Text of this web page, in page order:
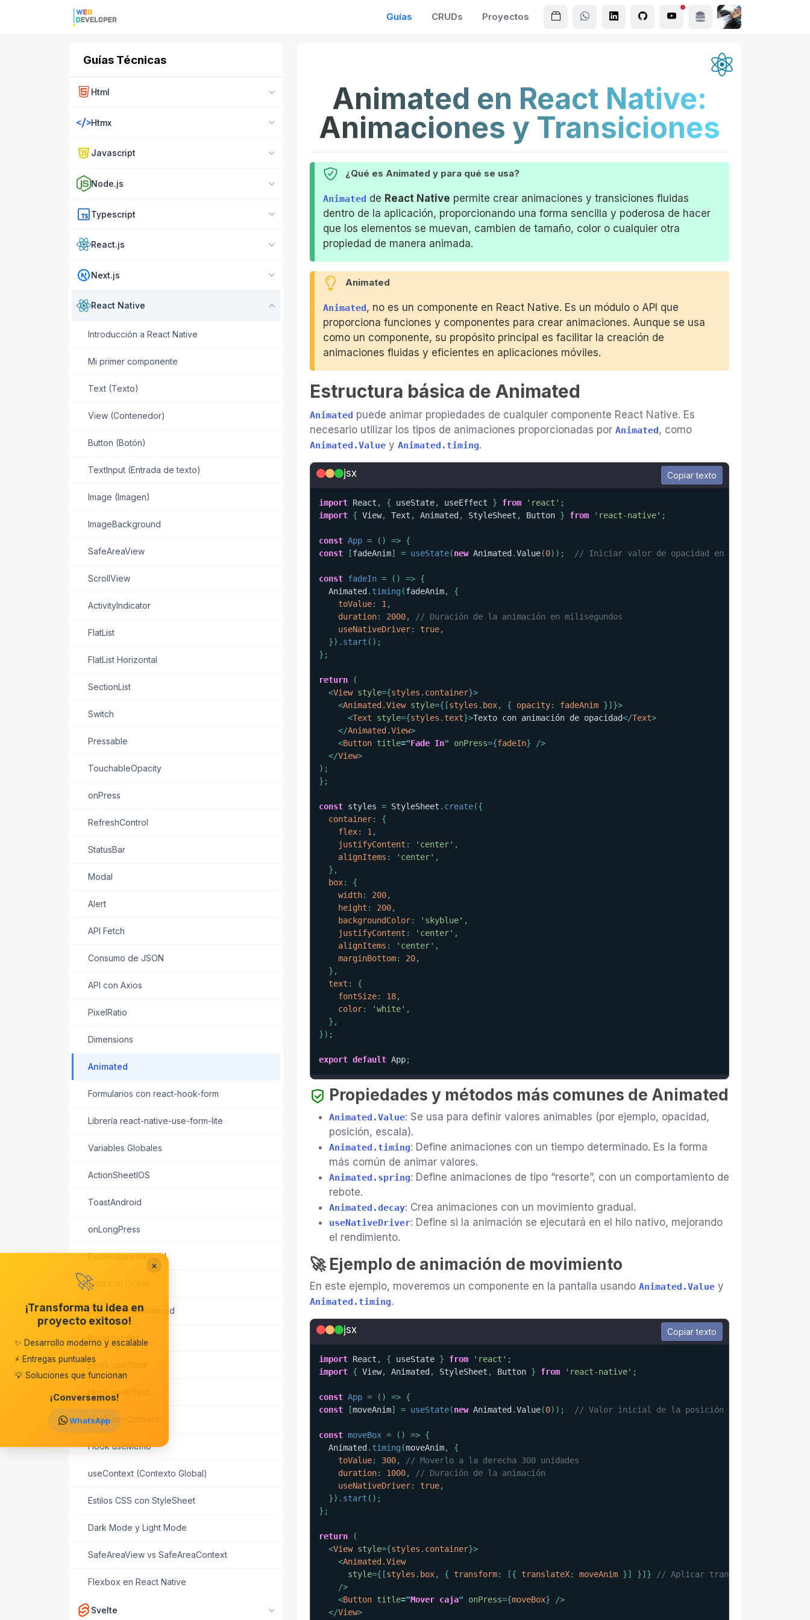
Guías CRUDs Proyectos
Guías Técnicas
Html
Htmx
Javascript
Node.js
Typescript
React.js
Next.js
React Native
Introducción a React Native
Mi primer componente
Text (Texto)
View (Contenedor)
Button (Botón)
TextInput (Entrada de texto)
Image (Imagen)
ImageBackground
SafeAreaView
ScrollView
ActivityIndicator
FlatList
FlatList Horizontal
SectionList
Switch
Pressable
TouchableOpacity
onPress
RefreshControl
StatusBar
Modal
Alert
API Fetch
Consumo de JSON
API con Axios
PixelRatio
Dimensions
Animated
Formularios con react-hook-form
Librería react-native-use-form-lite
Variables Globales
ActionSheetIOS
ToastAndroid
onLongPress
PermissionsAndroid
Lista con Picker
DrawerLayoutAndroid
BackHandler
Hook useState
Hook useEffect
Hook useCallback
Hook useMemo
useContext (Contexto Global)
Estilos CSS con StyleSheet
Dark Mode y Light Mode
SafeAreaView vs SafeAreaContext
Flexbox en React Native
Svelte
Animated en React Native:
Animaciones y Transiciones
¿Qué es Animated y para qué se usa?
Animated de React Native permite crear animaciones y transiciones fluidas
dentro de la aplicación, proporcionando una forma sencilla y poderosa de hacer
que los elementos se muevan, cambien de tamaño, color o cualquier otra
propiedad de manera animada.
Animated
Animated, no es un componente en React Native. Es un módulo o API que
proporciona funciones y componentes para crear animaciones. Aunque se usa
como un componente, su propósito principal es facilitar la creación de
animaciones fluidas y eficientes en aplicaciones móviles.
Estructura básica de Animated
Animated puede animar propiedades de cualquier componente React Native. Es
necesario utilizar los tipos de animaciones proporcionadas por Animated , como
Animated.Value y Animated.timing.
jsx Copiar texto
import React , { useState, useEffect } from 'react' ;
import { View, Text , Animated , StyleSheet , Button } from 'react-native' ;
const App = ( ) => {
const
[fadeAnim] = useState(new Animated .Value(0) ) ; // Iniciar valor de opacidad en 0
const fadeIn = ( ) => {
  Animated
. timing (fadeAnim,
{
toValue: 1,
duration: 2000,
// Duración de la animación en milisegundos
useNativeDriver: true,
}) . start ( ) ;
} ;
return
(
<View style={styles . container}>
<Animated.View style={ [styles . box, { opacity: fadeAnim }] }>
<Text style={styles .text}>Texto con animación de opacidad</Text>
</Animated.View>
<Button title="Fade In" onPress={fadeIn}
/>
</View>
) ;
} ;
const styles = StyleSheet . create({
container:
{
flex: 1,
justifyContent : 'center' ,
alignItems : 'center' ,
} ,
box:
{
width: 200,
height : 200,
backgroundColor: 'skyblue' ,
justifyContent : 'center' ,
alignItems : 'center' ,
marginBottom: 20,
} ,
text :
{
fontSize: 18,
color: 'white' ,
} ,
}) ;
export default App;
Propiedades y métodos más comunes de Animated
Animated.Value: Se usa para definir valores animables (por ejemplo, opacidad,
posición, escala).
Animated.timing: Define animaciones con un tiempo determinado. Es la forma
más común de animar valores.
Animated.spring: Define animaciones de tipo “resorte”, con un comportamiento de
rebote.
Animated.decay: Crea animaciones con un movimiento gradual.
useNativeDriver: Define si la animación se ejecutará en el hilo nativo, mejorando
el rendimiento.
🚀 Ejemplo de animación de movimiento
En este ejemplo, moveremos un componente en la pantalla usando Animated.Value y
Animated.timing.
jsx Copiar texto
import React , { useState } from 'react' ;
import { View, Animated , StyleSheet , Button } from 'react-native' ;
const App = ( ) => {
const
[moveAnim] = useState(new Animated .Value(0) ) ; // Valor inicial de la posición X
const moveBox = ( ) => {
  Animated
. timing (moveAnim,
{
toValue: 300,
// Moverlo a la derecha 300 unidades
duration: 1000,
// Duración de la animación
useNativeDriver: true,
}) . start ( ) ;
} ;
return
(
<View style={styles . container}>
<Animated.View
style={ [styles . box, { transform: [{ translateX: moveAnim }] }] }
// Aplicar transformación
/>
<Button title="Mover caja" onPress={moveBox}
/>
</View>
×
🚀
¡Transforma tu idea en
proyecto exitoso!
✨ Desarrollo moderno y escalable
⚡ Entregas puntuales
💡 Soluciones que funcionan
¡Conversemos!
WhatsApp